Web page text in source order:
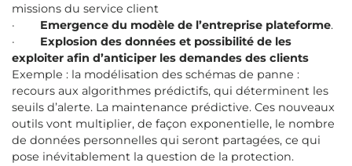
missions du service client
· Emergence du modèle de l’entreprise plateforme.
· Explosion des données et possibilité de les
exploiter afin d’anticiper les demandes des clients
Exemple : la modélisation des schémas de panne :
recours aux algorithmes prédictifs, qui déterminent les
seuils d’alerte. La maintenance prédictive. Ces nouveaux
outils vont multiplier, de façon exponentielle, le nombre
de données personnelles qui seront partagées, ce qui
pose inévitablement la question de la protection.